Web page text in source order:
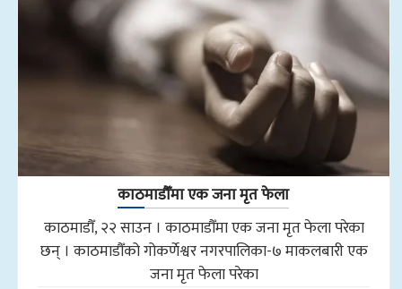
काठमाडौँमा एक जना मृत फेला
काठमाडौँ, २२ साउन । काठमाडौँमा एक जना मृत फेला परेका
छन् । काठमाडौँको गोकर्णेश्वर नगरपालिका-७ माकलबारी एक
जना मृत फेला परेका